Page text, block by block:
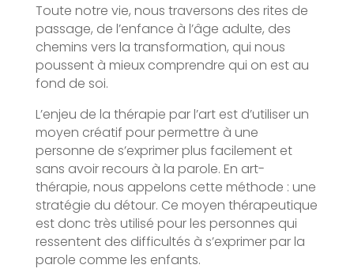
Toute notre vie, nous traversons des rites de
passage, de l’enfance à l’âge adulte, des
chemins vers la transformation, qui nous
poussent à mieux comprendre qui on est au
fond de soi.
L’enjeu de la thérapie par l’art est d’utiliser un
moyen créatif pour permettre à une
personne de s’exprimer plus facilement et
sans avoir recours à la parole. En art-
thérapie, nous appelons cette méthode : une
stratégie du détour. Ce moyen thérapeutique
est donc très utilisé pour les personnes qui
ressentent des difficultés à s’exprimer par la
parole comme les enfants.